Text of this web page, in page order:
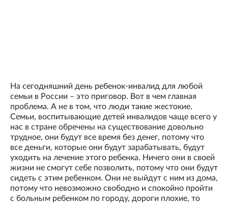
На сегодняшний день ребенок-инвалид для любой
семьи в России – это приговор. Вот в чем главная
проблема. А не в том, что люди такие жестокие.
Семьи, воспитывающие детей инвалидов чаще всего у
нас в стране обречены на существование довольно
трудное, они будут все время без денег, потому что
все деньги, которые они будут зарабатывать, будут
уходить на лечение этого ребенка. Ничего они в своей
жизни не смогут себе позволить, потому что они будут
сидеть с этим ребенком. Они не выйдут с ним из дома,
потому что невозможно свободно и спокойно пройти
с больным ребенком по городу, дороги плохие, то